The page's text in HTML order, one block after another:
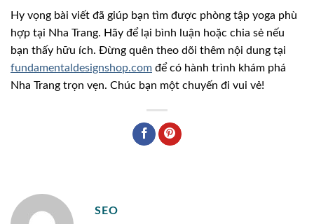
Hy vọng bài viết đã giúp bạn tìm được phòng tập yoga phù
hợp tại Nha Trang. Hãy để lại bình luận hoặc chia sẻ nếu
bạn thấy hữu ích. Đừng quên theo dõi thêm nội dung tại
fundamentaldesignshop.com để có hành trình khám phá
Nha Trang trọn vẹn. Chúc bạn một chuyến đi vui vẻ!
SEO